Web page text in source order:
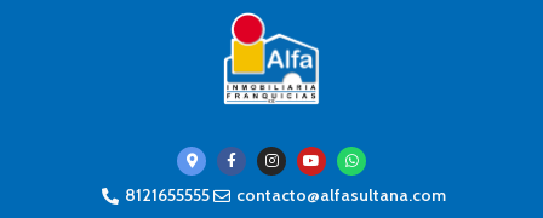
8121655555 contacto@alfasultana.com